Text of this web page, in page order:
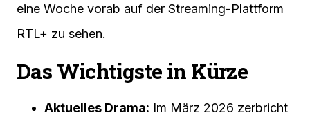
eine Woche vorab auf der Streaming-Plattform
RTL+ zu sehen.
Das Wichtigste in Kürze
Aktuelles Drama: Im März 2026 zerbricht